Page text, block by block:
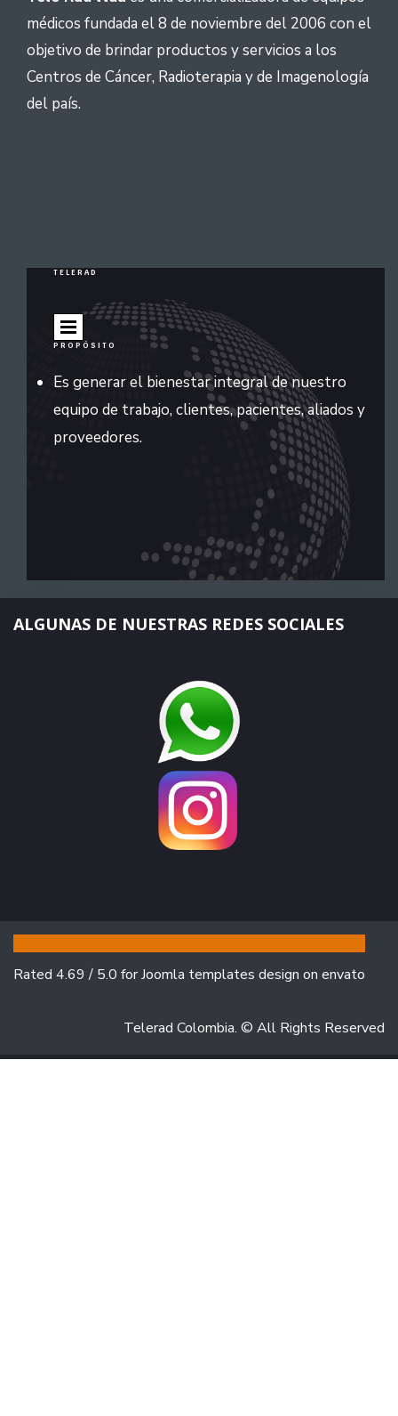
médicos fundada el 8 de noviembre del 2006 con el
objetivo de brindar productos y servicios a los
Centros de Cáncer, Radioterapia y de Imagenología
del país.
TELERAD
PROPÓSITO
Es generar el bienestar integral de nuestro
equipo de trabajo, clientes, pacientes, aliados y
proveedores.
ALGUNAS DE NUESTRAS REDES SOCIALES
Rated 4.69 / 5.0 for Joomla templates design on envato
Telerad Colombia. © All Rights Reserved